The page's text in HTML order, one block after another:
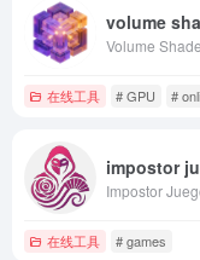
volume
在线工具 # GPU #
impostor
Impostor
在线工具 # games